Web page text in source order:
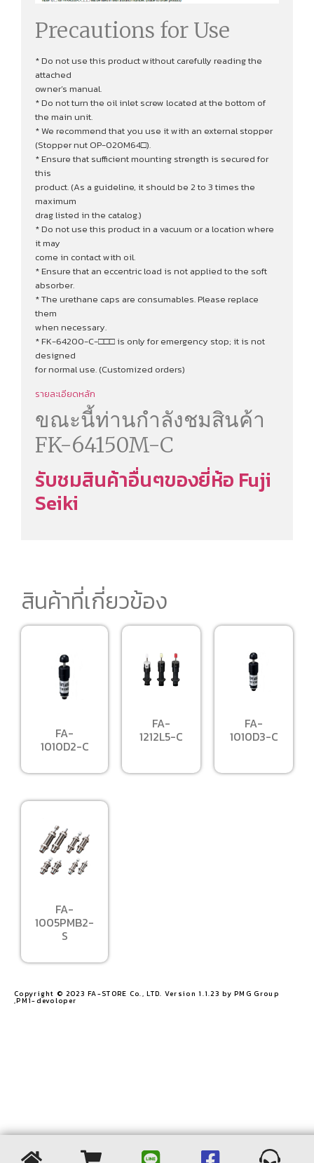
Precautions for Use
* Do not use this product without carefully reading the
attached
owner’s manual.
* Do not turn the oil inlet screw located at the bottom of
the main unit.
* We recommend that you use it with an external stopper
(Stopper nut OP-020M64□).
* Ensure that sufficient mounting strength is secured for
this
product. (As a guideline, it should be 2 to 3 times the
maximum
drag listed in the catalog.)
* Do not use this product in a vacuum or a location where
it may
come in contact with oil.
* Ensure that an eccentric load is not applied to the soft
absorber.
* The urethane caps are consumables. Please replace
them
when necessary.
* FK-64200-C-□□□ is only for emergency stop; it is not
designed
for normal use. (Customized orders)
รายละเอียดหลัก
ขณะนี้ท่านกำลังชมสินค้า
FK-64150M-C
รับชมสินค้าอื่นๆของยี่ห้อ Fuji
Seiki
สินค้าที่เกี่ยวข้อง
FA-
1010D2-C
FA-
1212L5-C
FA-
1010D3-C
FA-
1005PMB2-
S
Copyright © 2023 FA-STORE Co., LTD. Version 1.1.23 by PMG Group
,PM1-devoloper​